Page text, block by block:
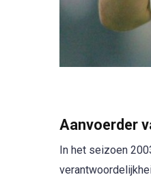
Aanvoerder
In het seizoen